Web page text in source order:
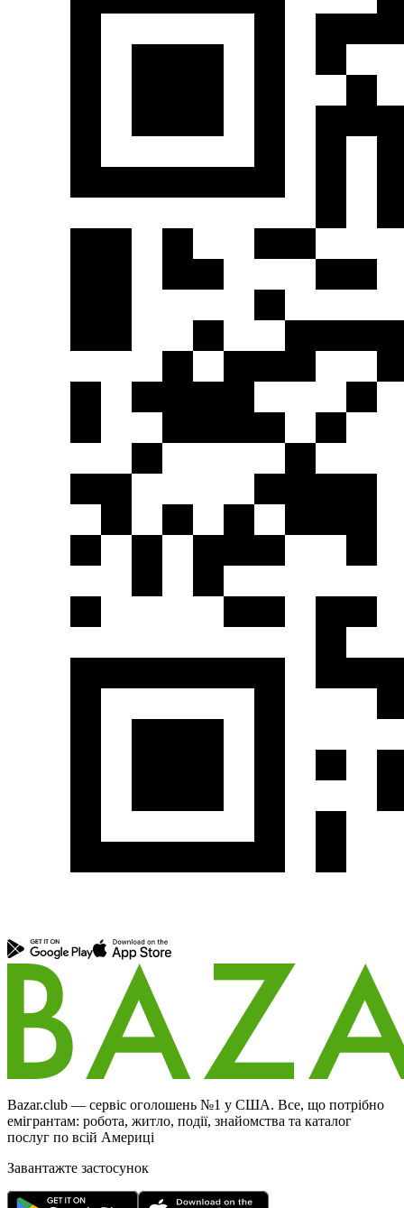
Bazar.club — сервіс оголошень №1 у США. Все, що потрібно
емігрантам: робота, житло, події, знайомства та каталог
послуг по всій Америці
Завантажте застосунок